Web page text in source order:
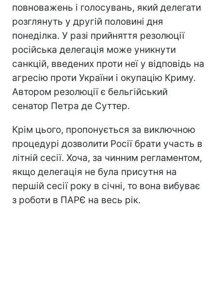
повноважень і голосувань, який делегати
розглянуть у другій половині дня
понеділка. У разі прийняття резолюції
російська делегація може уникнути
санкцій, введених проти неї у відповідь на
агресію проти України і окупацію Криму.
Автором резолюції є бельгійський
сенатор Петра де Суттер.
Крім цього, пропонується за виключною
процедурі дозволити Росії брати участь в
літній сесії. Хоча, за чинним регламентом,
якщо делегація не була присутня на
першій сесії року в січні, то вона вибуває
з роботи в ПАРЄ на весь рік.